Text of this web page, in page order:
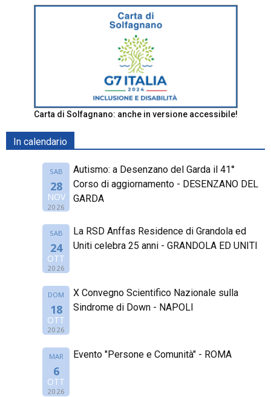
Carta di Solfagnano: anche in versione accessibile!
In calendario
SAB
28
NOV
2026
Autismo: a Desenzano del Garda il 41°
Corso di aggiornamento - DESENZANO DEL
GARDA
SAB
24
OTT
2026
La RSD Anffas Residence di Grandola ed
Uniti celebra 25 anni - GRANDOLA ED UNITI
DOM
18
OTT
2026
X Convegno Scientifico Nazionale sulla
Sindrome di Down - NAPOLI
MAR
6
OTT
2026
Evento "Persone e Comunità" - ROMA